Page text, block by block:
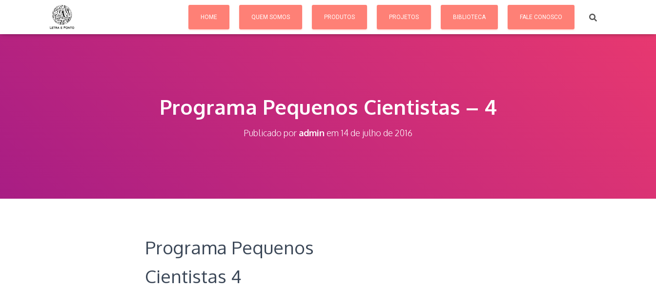
HOME QUEM SOMOS PRODUTOS PROJETOS BIBLIOTECA FALE CONOSCO
Programa Pequenos Cientistas – 4
Publicado por admin em 14 de julho de 2016
Programa Pequenos
Cientistas 4